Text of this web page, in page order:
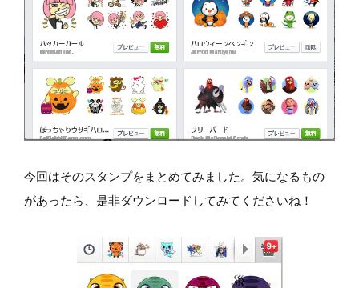
今回はそのスタンプをまとめてみました。気になるもの
があったら、是非ダウンロードしてみてくださいね！